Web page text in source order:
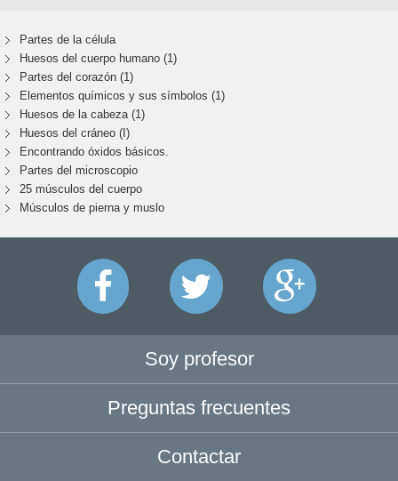
Partes de la célula
Huesos del cuerpo humano (1)
Partes del corazón (1)
Elementos químicos y sus símbolos (1)
Huesos de la cabeza (1)
Huesos del cráneo (I)
Encontrando óxidos básicos.
Partes del microscopio
25 músculos del cuerpo
Músculos de pierna y muslo
Soy profesor
Preguntas frecuentes
Contactar